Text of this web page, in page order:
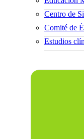
Centro de
Comité de
Estudios